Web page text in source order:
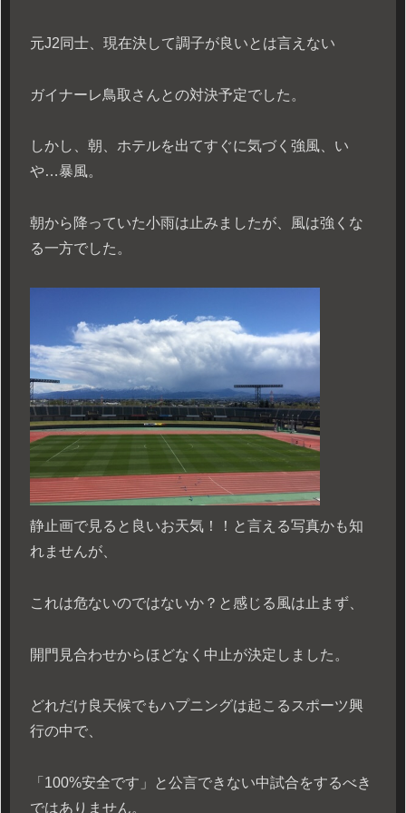
元J2同士、現在決して調子が良いとは言えない
ガイナーレ鳥取さんとの対決予定でした。
しかし、朝、ホテルを出てすぐに気づく強風、い
や…暴風。
朝から降っていた小雨は止みましたが、風は強くな
る一方でした。
静止画で見ると良いお天気！！と言える写真かも知
れませんが、
これは危ないのではないか？と感じる風は止まず、
開門見合わせからほどなく中止が決定しました。
どれだけ良天候でもハプニングは起こるスポーツ興
行の中で、
「100%安全です」と公言できない中試合をするべき
ではありません。